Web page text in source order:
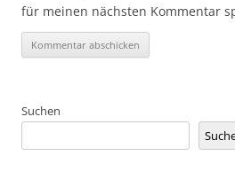
für meinen nächsten Kommentar
Suchen